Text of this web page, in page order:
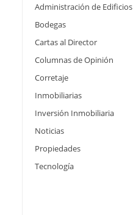
Administración de Edificios
Bodegas
Cartas al Director
Columnas de Opinión
Corretaje
Inmobiliarias
Inversión Inmobiliaria
Noticias
Propiedades
Tecnología